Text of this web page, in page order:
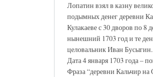
Лопатин взял в казну
подымных денег деревни
Кулакаеве с 30 дворов по 8
нынешний 1703 год и те
целовальник Иван Бусыгин.
Дата 4 января 1703 года –
Фраза “деревни Кальчир на